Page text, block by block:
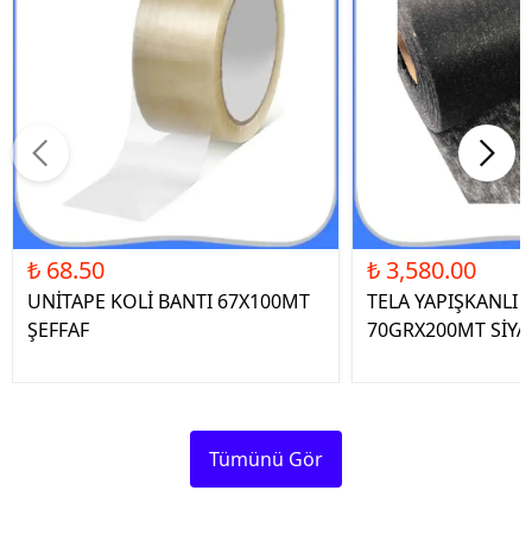
₺ 68.50
UNİTAPE KOLİ BANTI 67X100MT
ŞEFFAF
₺ 3,580.00
TELA YAPIŞKANLI
70GRX200MT
Tümünü Gör